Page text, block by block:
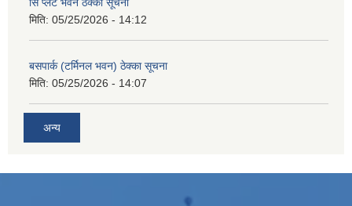
सि प्लट भवन ठेक्का सूचना
मिति: 05/25/2026 - 14:12
बसपार्क (टर्मिनल भवन) ठेक्का सूचना
मिति: 05/25/2026 - 14:07
अन्य